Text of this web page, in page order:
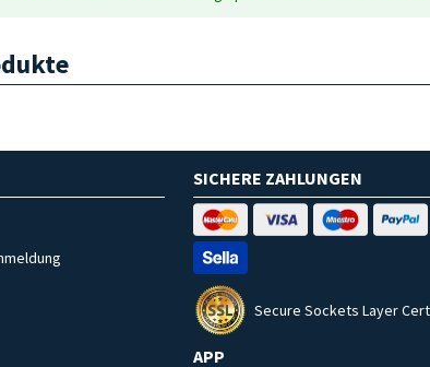
SICHERE ZAHLUNGEN
Secure Sockets Layer
APP